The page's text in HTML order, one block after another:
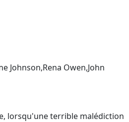
Johnson,Rena Owen,John
lorsqu'une terrible malédiction